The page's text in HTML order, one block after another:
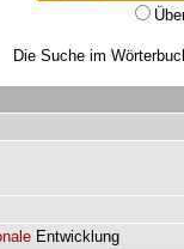
Die Suche im
Entwicklung